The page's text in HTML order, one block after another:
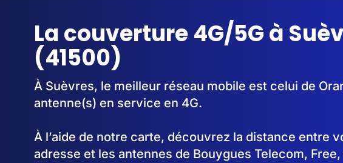
La couverture 4G/5G à
(41500)
À Suèvres, le meilleur réseau mobile est celui de
antenne(s) en service en 4G.
À l’aide de notre carte, découvrez la distance entre
adresse et les antennes de Bouygues Telecom,